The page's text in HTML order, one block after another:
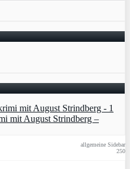
mit August Strindberg –
allgemeine Sidebar
250